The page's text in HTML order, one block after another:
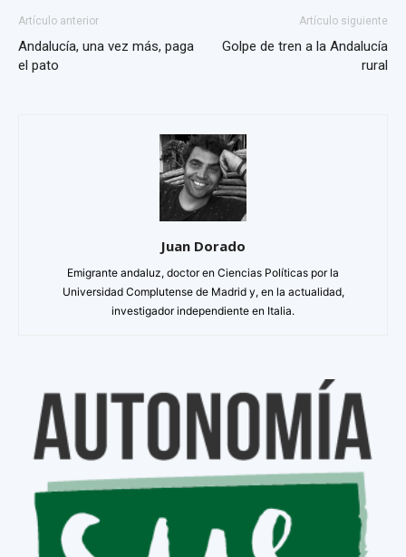
Artículo anterior
Andalucía, una vez más, paga
el pato
Artículo siguiente
Golpe de tren a la Andalucía
rural
Juan Dorado
Emigrante andaluz, doctor en Ciencias Políticas por la
Universidad Complutense de Madrid y, en la actualidad,
investigador independiente en Italia.